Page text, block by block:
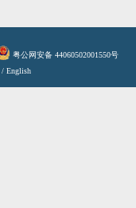
粤公网安备 44060502001550号
/ English